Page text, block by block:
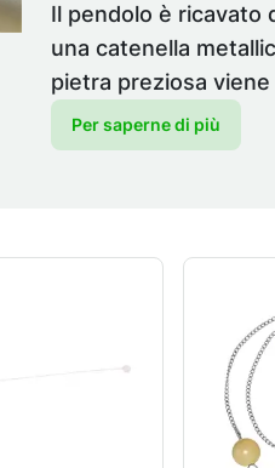
Il pendolo è ricavato
una catenella
pietra preziosa
Per saperne di più